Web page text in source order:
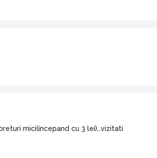
mici(incepand cu 3 lei)…vizitati